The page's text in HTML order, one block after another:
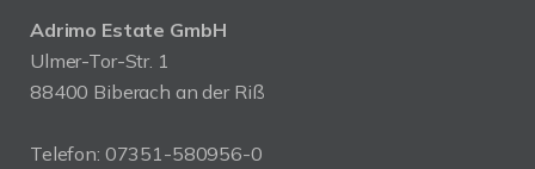
Adrimo Estate GmbH
Ulmer-Tor-Str. 1
88400 Biberach an der Riß
Telefon: 07351-580956-0